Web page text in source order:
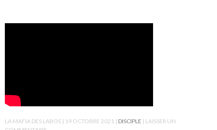
LA MAFIA DES LABOS 19 OCTOBRE 2021 DISCIPLE
LAISSER UN